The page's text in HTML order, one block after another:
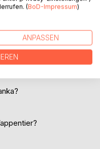
Tiere Afrikas?
(BoD-Impressum)
ANPASSEN